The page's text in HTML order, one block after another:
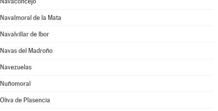
Navalmoral de la Mata
Navalvillar de Ibor
Navas del Madroño
Navezuelas
Nuñomoral
Oliva de Plasencia